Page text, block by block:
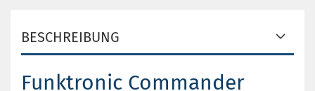
BESCHREIBUNG
Funktronic Commander